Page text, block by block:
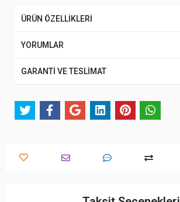
ÜRÜN ÖZELLİKLERİ
YORUMLAR
GARANTİ VE TESLİMAT